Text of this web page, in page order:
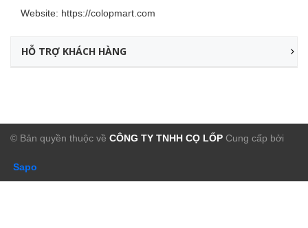
Website: https://colopmart.com
HỖ TRỢ KHÁCH HÀNG
© Bản quyền thuộc về CÔNG TY TNHH CỌ LỐP Cung cấp bởi
Sapo